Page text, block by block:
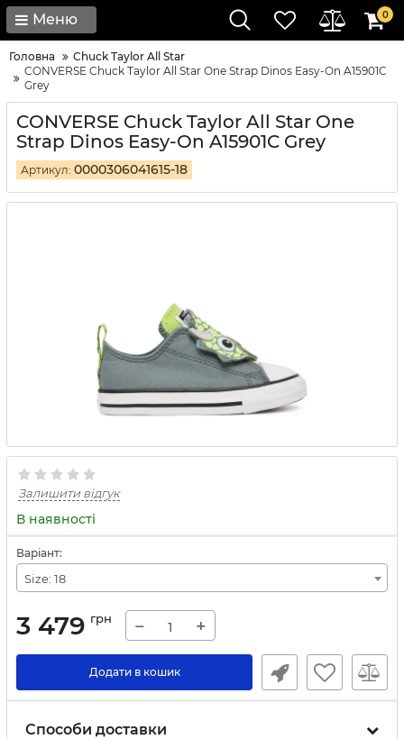
Меню 0
Головна
Chuck Taylor All Star
CONVERSE Chuck Taylor All Star One Strap Dinos Easy-On A15901C
Grey
CONVERSE Chuck Taylor All Star One
Strap Dinos Easy-On A15901C Grey
Артикул: 0000306041615-18
Залишити відгук
В наявності
Варіант:
Size: 18
3 479 грн − +
Додати в кошик
Способи доставки